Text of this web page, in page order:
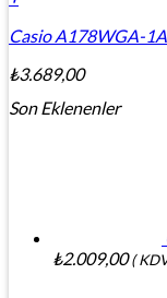
Casio A178WGA-
₺3.689,00
Son Eklenenler
₺2.009,00 (